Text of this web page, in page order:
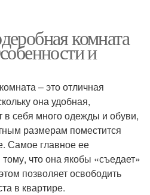
комната
и
– это отличная
она удобная,
себя много одежды и обуви,
размерам поместится
Самое главное ее
что она якобы «съедает»
позволяет освободить
в квартире.